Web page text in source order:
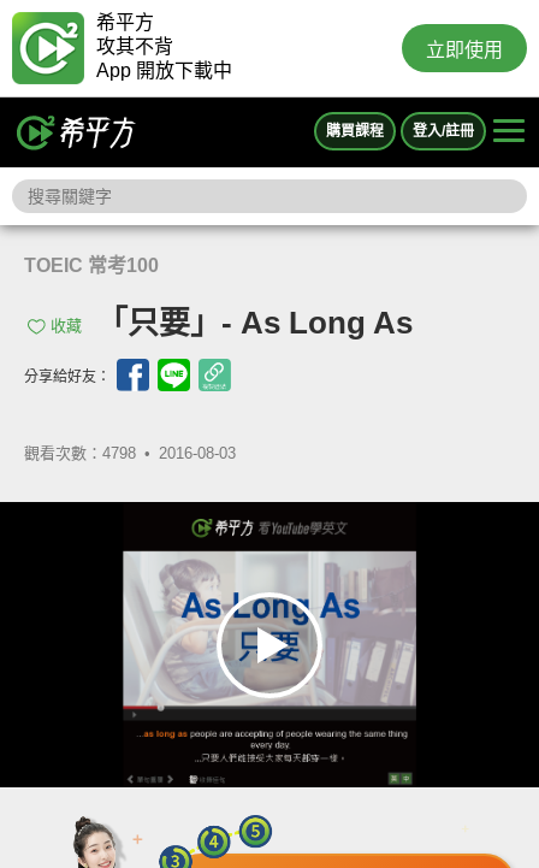
希平方
攻其不背
App 開放下載中
立即使用
購買課程 登入/註冊
TOEIC 常考100
收藏 「只要」- As Long As
分享給好友：
觀看次數：4798 • 2016-08-03